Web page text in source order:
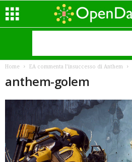
Home EA commenta l’insuccesso di Anthem
anthem-golem